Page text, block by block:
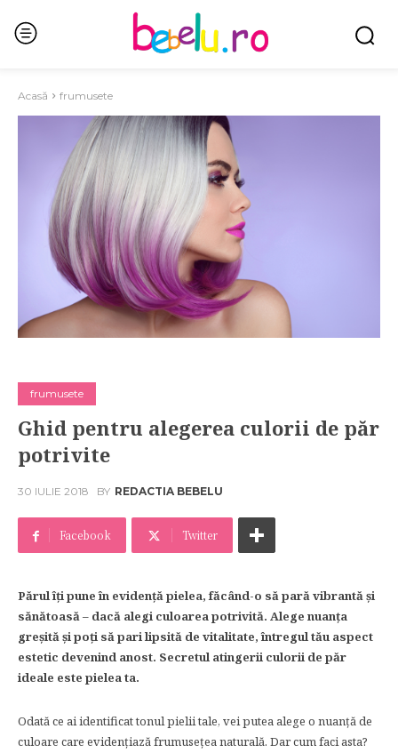
Acasă frumusete
frumusete
Ghid pentru alegerea culorii de păr
potrivite
30 IULIE 2018 BY REDACTIA BEBELU
Facebook Twitter
Părul îți pune în evidență pielea, făcând-o să pară vibrantă și
sănătoasă – dacă alegi culoarea potrivită. Alege nuanța
greșită și poți să pari lipsită de vitalitate, întregul tău aspect
estetic devenind anost. Secretul atingerii culorii de păr
ideale este pielea ta.
Odată ce ai identificat tonul pielii tale, vei putea alege o nuanță de
culoare care evidențiază frumusețea naturală. Dar cum faci asta?